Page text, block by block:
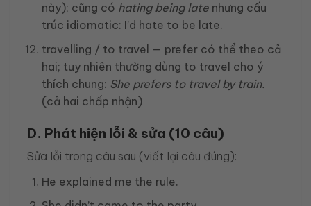
này); cũng có hating being latenhưng cấu
trúc idiomatic: I’d hate to be late.
travelling / to travel — prefer có thể theo cả
hai; tuy nhiên thường dùng to travel cho ý
thích chung: She prefers to travel by train.
(cả hai chấp nhận)
D. Phát hiện lỗi & sửa (10 câu)
Sửa lỗi trong câu sau (viết lại câu đúng):
He explained me the rule.